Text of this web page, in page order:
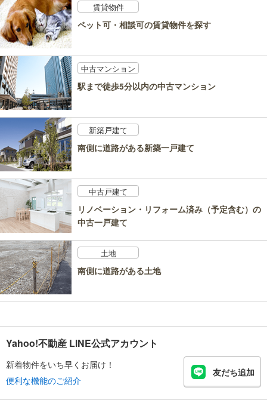
賃貸物件
ペット可・相談可の賃貸物件を探す
中古マンション
駅まで徒歩5分以内の中古マンション
新築戸建て
南側に道路がある新築一戸建て
中古戸建て
リノベーション・リフォーム済み（予定含む）の
中古一戸建て
土地
南側に道路がある土地
Yahoo!不動産 LINE公式アカウント
新着物件をいち早くお届け！
便利な機能のご紹介
友だち追加